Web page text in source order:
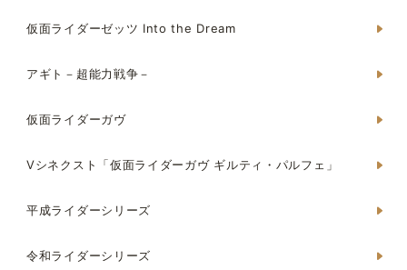
仮面ライダーゼッツ Into the Dream
アギト－超能力戦争－
仮面ライダーガヴ
Vシネクスト「仮面ライダーガヴ ギルティ・パルフェ」
平成ライダーシリーズ
令和ライダーシリーズ